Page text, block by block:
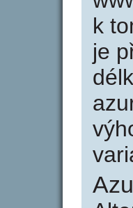
k
je